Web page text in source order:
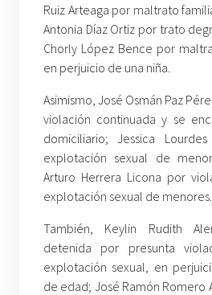
Ruiz Arteaga por maltrato
Antonia Díaz Ortiz por trato
Chorly López Bence por
en perjuicio de una niña.
Asimismo, José Osmán Paz
violación continuada y se
domiciliario; Jessica
explotación sexual de
Arturo Herrera Licona por
explotación sexual de menores.
También, Keylin Rudith
detenida por presunta
explotación sexual, en
de edad; José Ramón Romero